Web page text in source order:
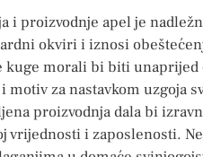
i proizvodnje apel je
okviri i iznosi
kuge morali bi biti
za nastavkom uzgoja
proizvodnja dala bi
vrijednosti i zaposlenosti.